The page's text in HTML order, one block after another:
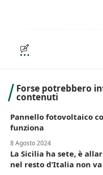
Forse potrebbero
contenuti
Pannello fotovoltaico
funziona
8 Agosto 2024
La Sicilia ha sete, è
nel resto d’Italia non